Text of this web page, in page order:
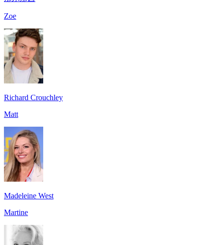
Zoe
Richard Crouchley
Matt
Madeleine West
Martine